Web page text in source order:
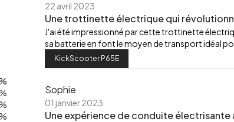
%
%
%
22 avril 2023
Une trottinette électrique qui
J'ai été impressionné par cette trottinette
sa batterie en font le moyen de transport idéal
KickScooter P65E
Sophie
01 janvier 2023
Une expérience de conduite